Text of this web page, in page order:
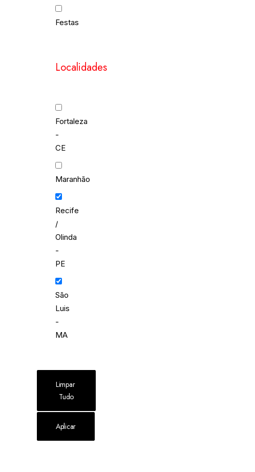
Festas
Localidades
Fortaleza
-
CE
Maranhão
Recife
/
Olinda
-
PE
São
Luis
-
MA
Limpar
Tudo
Aplicar